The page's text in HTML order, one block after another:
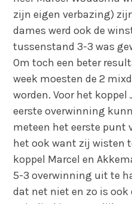
zijn eigen verbazing)
dames werd ook de
tussenstand 3-3 was
Om toch een beter
week moesten de 2
worden. Voor het
eerste overwinning
meteen het eerste punt
het ook want zij wisten
koppel Marcel en
5-3 overwinning uit te
dat net niet en zo is ook